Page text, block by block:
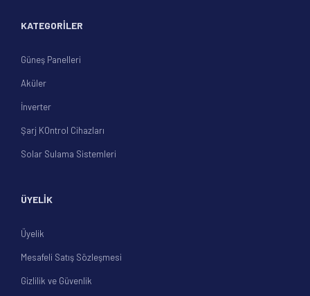
KATEGORİLER
Güneş Panelleri
Aküler
İnverter
Şarj KOntrol Cihazları
Solar Sulama Sistemleri
ÜYELİK
Üyelik
Mesafeli Satış Sözleşmesi
Gizlilik ve Güvenlik